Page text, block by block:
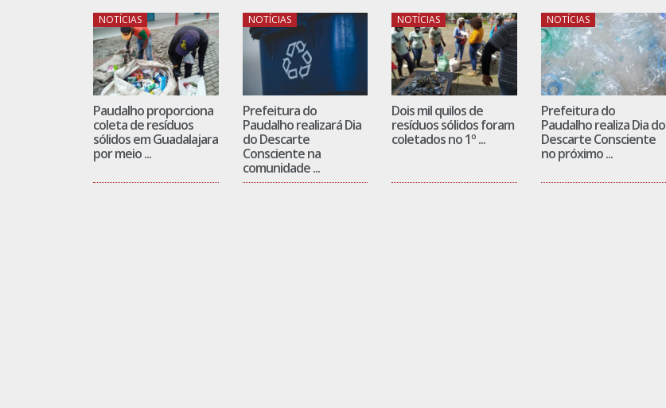
NOTÍCIAS
Paudalho proporciona
coleta de resíduos
sólidos em Guadalajara
por meio ...
NOTÍCIAS
Prefeitura do
Paudalho realizará Dia
do Descarte
Consciente na
comunidade ...
NOTÍCIAS
Dois mil quilos de
resíduos sólidos foram
coletados no 1º ...
NOTÍCIAS
Prefeitura do
Paudalho realiza Dia do
Descarte Consciente
no próximo ...